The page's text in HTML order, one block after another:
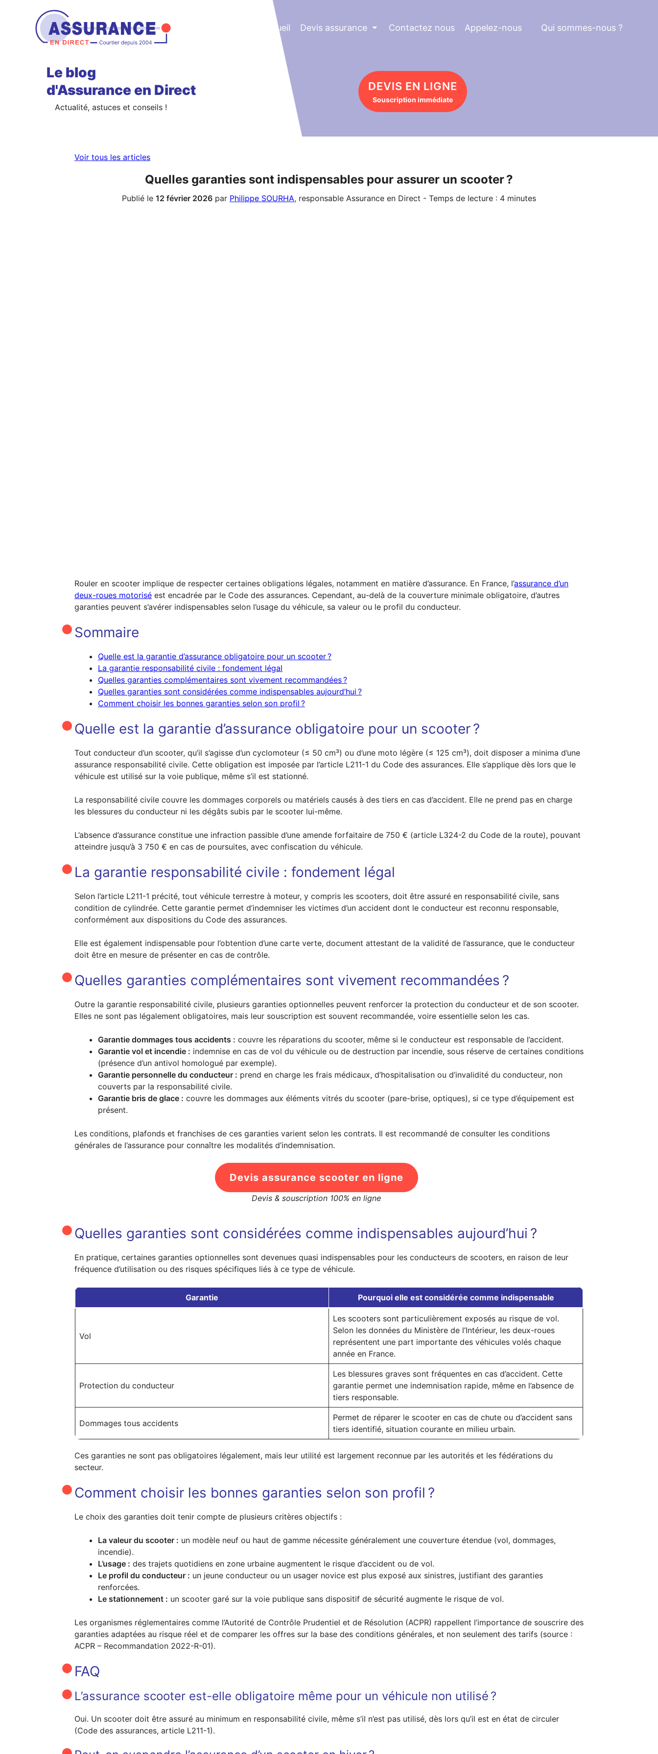
Accueil Devis assurance ⏷ Contactez nous Appelez-nous Qui sommes-nous ?
Le blog
d'Assurance en Direct
Actualité, astuces et conseils !
DEVIS EN LIGNE
Souscription immédiate
Voir tous les articles
Quelles garanties sont indispensables pour assurer un scooter ?
Publié le 12 février 2026 par Philippe SOURHA, responsable Assurance en Direct - Temps de lecture : 4 minutes
Rouler en scooter implique de respecter certaines obligations légales, notamment en matière d’assurance. En France, l’assurance d’un
deux-roues motorisé est encadrée par le Code des assurances. Cependant, au-delà de la couverture minimale obligatoire, d’autres
garanties peuvent s’avérer indispensables selon l’usage du véhicule, sa valeur ou le profil du conducteur.
Sommaire
Quelle est la garantie d’assurance obligatoire pour un scooter ?
La garantie responsabilité civile : fondement légal
Quelles garanties complémentaires sont vivement recommandées ?
Quelles garanties sont considérées comme indispensables aujourd’hui ?
Comment choisir les bonnes garanties selon son profil ?
Quelle est la garantie d’assurance obligatoire pour un scooter ?
Tout conducteur d’un scooter, qu’il s’agisse d’un cyclomoteur (≤ 50 cm³) ou d’une moto légère (≤ 125 cm³), doit disposer a minima d’une
assurance responsabilité civile. Cette obligation est imposée par l’article L211-1 du Code des assurances. Elle s’applique dès lors que le
véhicule est utilisé sur la voie publique, même s’il est stationné.
La responsabilité civile couvre les dommages corporels ou matériels causés à des tiers en cas d’accident. Elle ne prend pas en charge
les blessures du conducteur ni les dégâts subis par le scooter lui-même.
L’absence d’assurance constitue une infraction passible d’une amende forfaitaire de 750 € (article L324-2 du Code de la route), pouvant
atteindre jusqu’à 3 750 € en cas de poursuites, avec confiscation du véhicule.
La garantie responsabilité civile : fondement légal
Selon l’article L211-1 précité, tout véhicule terrestre à moteur, y compris les scooters, doit être assuré en responsabilité civile, sans
condition de cylindrée. Cette garantie permet d’indemniser les victimes d’un accident dont le conducteur est reconnu responsable,
conformément aux dispositions du Code des assurances.
Elle est également indispensable pour l’obtention d’une carte verte, document attestant de la validité de l’assurance, que le conducteur
doit être en mesure de présenter en cas de contrôle.
Quelles garanties complémentaires sont vivement recommandées ?
Outre la garantie responsabilité civile, plusieurs garanties optionnelles peuvent renforcer la protection du conducteur et de son scooter.
Elles ne sont pas légalement obligatoires, mais leur souscription est souvent recommandée, voire essentielle selon les cas.
Garantie dommages tous accidents : couvre les réparations du scooter, même si le conducteur est responsable de l’accident.
Garantie vol et incendie : indemnise en cas de vol du véhicule ou de destruction par incendie, sous réserve de certaines conditions
(présence d’un antivol homologué par exemple).
Garantie personnelle du conducteur : prend en charge les frais médicaux, d’hospitalisation ou d’invalidité du conducteur, non
couverts par la responsabilité civile.
Garantie bris de glace : couvre les dommages aux éléments vitrés du scooter (pare-brise, optiques), si ce type d’équipement est
présent.
Les conditions, plafonds et franchises de ces garanties varient selon les contrats. Il est recommandé de consulter les conditions
générales de l’assurance pour connaître les modalités d’indemnisation.
Devis assurance scooter en ligne
Devis & souscription 100% en ligne
Quelles garanties sont considérées comme indispensables aujourd’hui ?
En pratique, certaines garanties optionnelles sont devenues quasi indispensables pour les conducteurs de scooters, en raison de leur
fréquence d’utilisation ou des risques spécifiques liés à ce type de véhicule.
Garantie Pourquoi elle est considérée comme indispensable
Vol
Les scooters sont particulièrement exposés au risque de vol.
Selon les données du Ministère de l’Intérieur, les deux-roues
représentent une part importante des véhicules volés chaque
année en France.
Protection du conducteur
Les blessures graves sont fréquentes en cas d’accident. Cette
garantie permet une indemnisation rapide, même en l’absence de
tiers responsable.
Dommages tous accidents
Permet de réparer le scooter en cas de chute ou d’accident sans
tiers identifié, situation courante en milieu urbain.
Ces garanties ne sont pas obligatoires légalement, mais leur utilité est largement reconnue par les autorités et les fédérations du
secteur.
Comment choisir les bonnes garanties selon son profil ?
Le choix des garanties doit tenir compte de plusieurs critères objectifs :
La valeur du scooter : un modèle neuf ou haut de gamme nécessite généralement une couverture étendue (vol, dommages,
incendie).
L’usage : des trajets quotidiens en zone urbaine augmentent le risque d’accident ou de vol.
Le profil du conducteur : un jeune conducteur ou un usager novice est plus exposé aux sinistres, justifiant des garanties
renforcées.
Le stationnement : un scooter garé sur la voie publique sans dispositif de sécurité augmente le risque de vol.
Les organismes réglementaires comme l’Autorité de Contrôle Prudentiel et de Résolution (ACPR) rappellent l’importance de souscrire des
garanties adaptées au risque réel et de comparer les offres sur la base des conditions générales, et non seulement des tarifs (source :
ACPR – Recommandation 2022-R-01).
FAQ
L’assurance scooter est-elle obligatoire même pour un véhicule non utilisé ?
Oui. Un scooter doit être assuré au minimum en responsabilité civile, même s’il n’est pas utilisé, dès lors qu’il est en état de circuler
(Code des assurances, article L211-1).